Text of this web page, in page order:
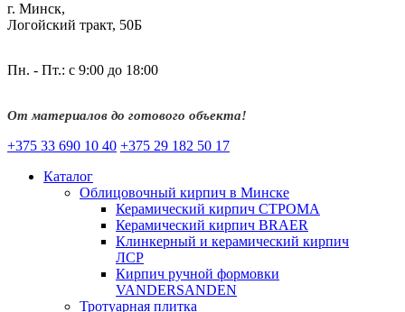
г. Минск,
Логойский тракт, 50Б
Пн. - Пт.: с 9:00 до 18:00
От материалов до готового объекта!
+375 33 690 10 40 +375 29 182 50 17
Каталог
Облицовочный кирпич в Минске
Керамический кирпич СТРОМА
Керамический кирпич BRAER
Клинкерный и керамический кирпич
ЛСР
Кирпич ручной формовки
VANDERSANDEN
Тротуарная плитка